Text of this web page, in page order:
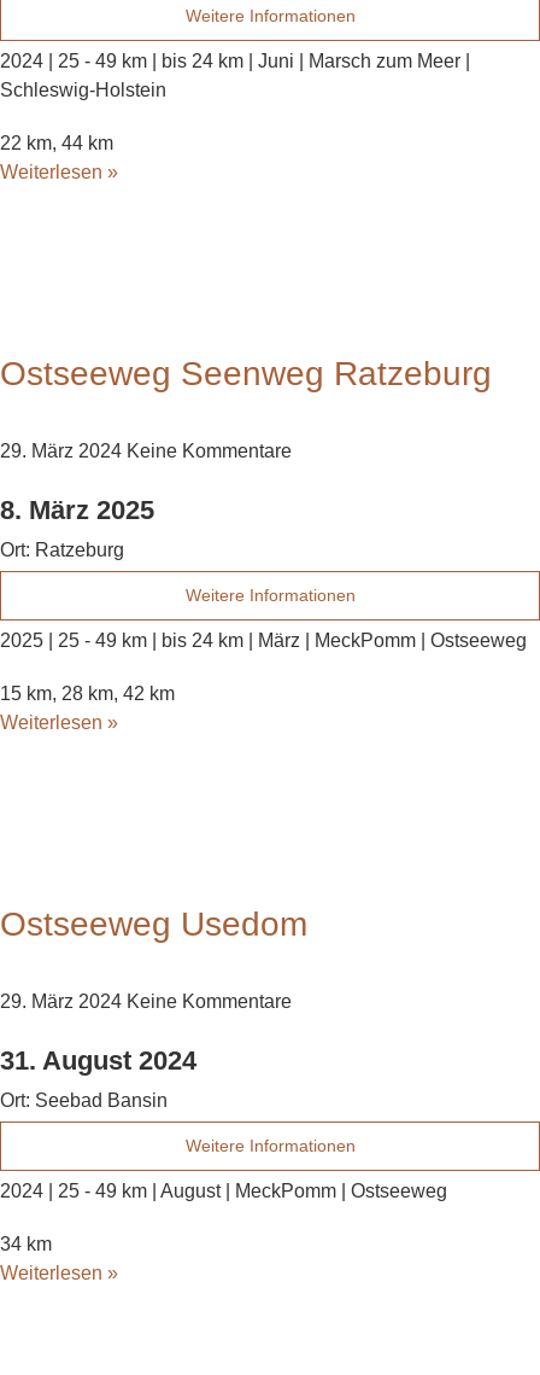
Weitere Informationen
2024 | 25 - 49 km | bis 24 km | Juni | Marsch zum Meer |
Schleswig-Holstein
22 km, 44 km
Weiterlesen »
Ostseeweg Seenweg Ratzeburg
29. März 2024 Keine Kommentare
8. März 2025
Ort: Ratzeburg
Weitere Informationen
2025 | 25 - 49 km | bis 24 km | März | MeckPomm | Ostseeweg
15 km, 28 km, 42 km
Weiterlesen »
Ostseeweg Usedom
29. März 2024 Keine Kommentare
31. August 2024
Ort: Seebad Bansin
Weitere Informationen
2024 | 25 - 49 km | August | MeckPomm | Ostseeweg
34 km
Weiterlesen »